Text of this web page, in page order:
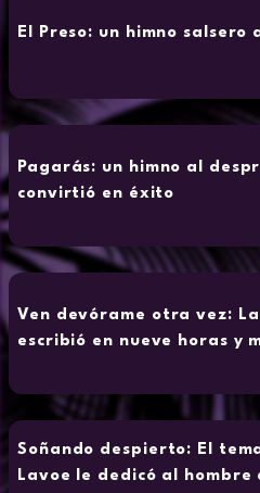
El Preso: un himno
Pagarás: un himno al
convirtió en éxito
Ven devórame otra vez:
escribió en nueve horas y
Soñando despierto: El
Lavoe le dedicó al hombre